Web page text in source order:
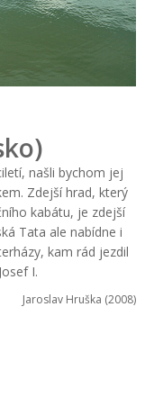
našli bychom jej
Zdejší hrad, který
kabátu, je zdejší
Tata ale nabídne i
kam rád jezdil
I.
Jaroslav Hruška (2008)